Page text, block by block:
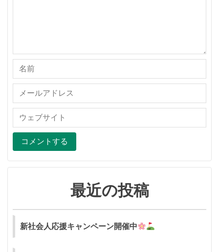
最近の投稿
新社会人応援キャンペーン開催中